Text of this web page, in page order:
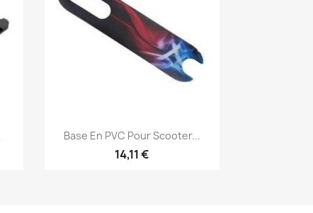
Aperçu rapide
Base En PVC Pour Scooter...
14,11 €